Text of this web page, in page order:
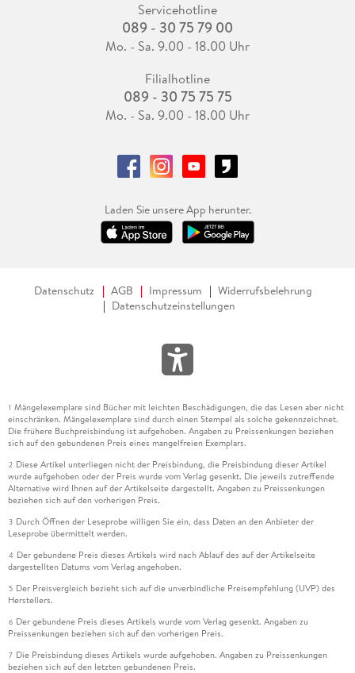
Servicehotline
089 - 30 75 79 00
Mo. - Sa. 9.00 - 18.00 Uhr
Filialhotline
089 - 30 75 75 75
Mo. - Sa. 9.00 - 18.00 Uhr
Laden Sie unsere App herunter.
Datenschutz AGB Impressum
Widerrufsbelehrung
Datenschutzeinstellungen
1 Mängelexemplare sind Bücher mit leichten Beschädigungen, die das Lesen aber nicht
einschränken. Mängelexemplare sind durch einen Stempel als solche gekennzeichnet.
Die frühere Buchpreisbindung ist aufgehoben. Angaben zu Preissenkungen beziehen
sich auf den gebundenen Preis eines mangelfreien Exemplars.
2 Diese Artikel unterliegen nicht der Preisbindung, die Preisbindung dieser Artikel
wurde aufgehoben oder der Preis wurde vom Verlag gesenkt. Die jeweils zutreffende
Alternative wird Ihnen auf der Artikelseite dargestellt. Angaben zu Preissenkungen
beziehen sich auf den vorherigen Preis.
3 Durch Öffnen der Leseprobe willigen Sie ein, dass Daten an den Anbieter der
Leseprobe übermittelt werden.
4 Der gebundene Preis dieses Artikels wird nach Ablauf des auf der Artikelseite
dargestellten Datums vom Verlag angehoben.
5 Der Preisvergleich bezieht sich auf die unverbindliche Preisempfehlung (UVP) des
Herstellers.
6 Der gebundene Preis dieses Artikels wurde vom Verlag gesenkt. Angaben zu
Preissenkungen beziehen sich auf den vorherigen Preis.
7 Die Preisbindung dieses Artikels wurde aufgehoben. Angaben zu Preissenkungen
beziehen sich auf den letzten gebundenen Preis.